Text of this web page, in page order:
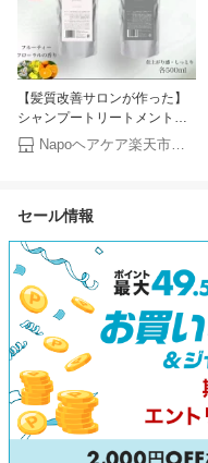
【髪質改善サロンが作った】
シャンプートリートメント
セット 髪質改善シャンプー う
ねりケア 長持ち 色持ち サロ
ラーケア ダメージケア 500ml
い髪 太い髪 junoveil
Napoヘアケア楽天市場店
セール情報